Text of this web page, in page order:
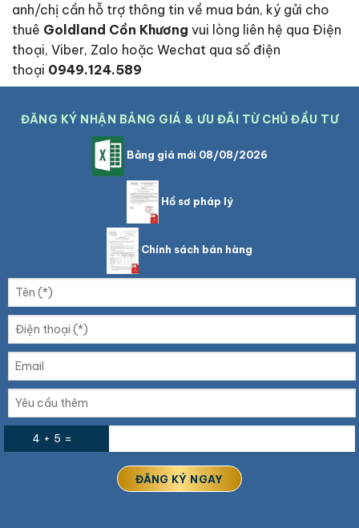
anh/chị cần hỗ trợ thông tin về mua bán, ký gửi cho
thuê Goldland Cồn Khương vui lòng liên hệ qua Điện
thoại, Viber, Zalo hoặc Wechat qua số điện
thoại 0949.124.589
ĐĂNG KÝ NHẬN BẢNG GIÁ & ƯU ĐÃI TỪ CHỦ ĐẦU TƯ
Bảng giá mới 08/08/2026
Hồ sơ pháp lý
Chính sách bán hàng
4 + 5 =